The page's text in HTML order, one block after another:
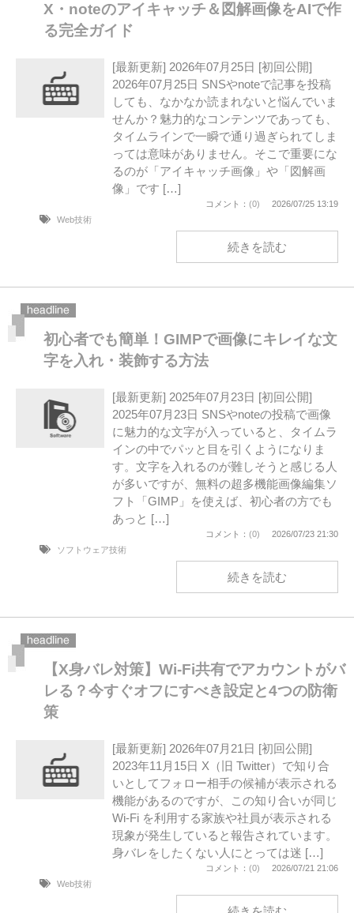
X・noteのアイキャッチ＆図解画像をAIで作
る完全ガイド
[最新更新] 2026年07月25日 [初回公開]
2026年07月25日 SNSやnoteで記事を投稿
しても、なかなか読まれないと悩んでいま
せんか？魅力的なコンテンツであっても、
タイムラインで一瞬で通り過ぎられてしま
っては意味がありません。そこで重要にな
るのが「アイキャッチ画像」や「図解画
像」です […]
コメント： (0)
2026/07/25 13:19
Web技術
続きを読む
初心者でも簡単！GIMPで画像にキレイな文
字を入れ・装飾する方法
[最新更新] 2025年07月23日 [初回公開]
2025年07月23日 SNSやnoteの投稿で画像
に魅力的な文字が入っていると、タイムラ
インの中でパッと目を引くようになりま
す。文字を入れるのが難しそうと感じる人
が多いですが、無料の超多機能画像編集ソ
フト「GIMP」を使えば、初心者の方でも
あっと […]
コメント： (0)
2026/07/23 21:30
ソフトウェア技術
続きを読む
【X身バレ対策】Wi-Fi共有でアカウントがバ
レる？今すぐオフにすべき設定と4つの防衛
策
[最新更新] 2026年07月21日 [初回公開]
2023年11月15日 X（旧 Twitter）で知り合
いとしてフォロー相手の候補が表示される
機能があるのですが、この知り合いが同じ
Wi-Fi を利用する家族や社員が表示される
現象が発生していると報告されています。
身バレをしたくない人にとっては迷 […]
コメント： (0)
2026/07/21 21:06
Web技術